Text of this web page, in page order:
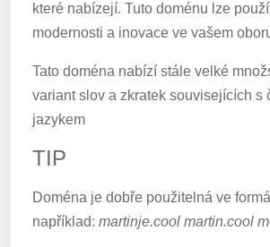
které nabízejí. Tuto doménu lze
modernosti a inovace ve vašem
Tato doména nabízí stále velké
variant slov a zkratek souvisejících s
jazykem
TIP
Doména je dobře použitelná ve
například: martinje.cool martin.cool